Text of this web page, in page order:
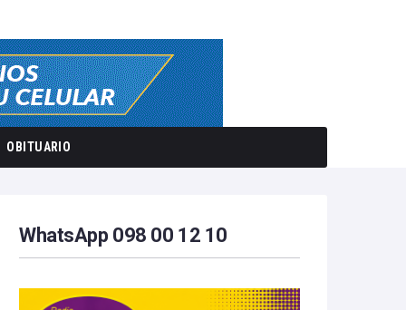
OBITUARIO
WhatsApp 098 00 12 10